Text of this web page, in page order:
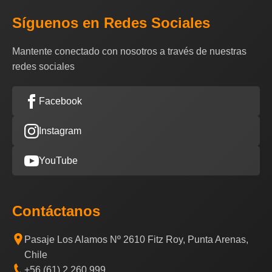
Síguenos en Redes Sociales
Mantente conectado con nosotros a través de nuestras
redes sociales
Facebook
Instagram
YouTube
Contáctanos
Pasaje Los Alamos Nº 2610 Fitz Roy, Punta Arenas,
Chile